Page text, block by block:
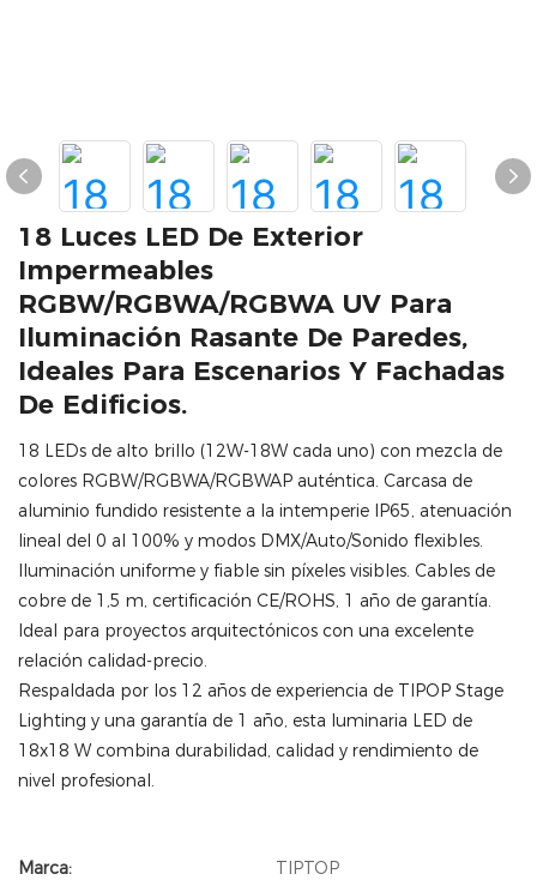
18 Luces LED De Exterior
Impermeables
RGBW/RGBWA/RGBWA UV Para
Iluminación Rasante De Paredes,
Ideales Para Escenarios Y Fachadas
De Edificios.
18 LEDs de alto brillo (12W-18W cada uno) con mezcla de
colores RGBW/RGBWA/RGBWAP auténtica. Carcasa de
aluminio fundido resistente a la intemperie IP65, atenuación
lineal del 0 al 100% y modos DMX/Auto/Sonido flexibles.
Iluminación uniforme y fiable sin píxeles visibles. Cables de
cobre de 1,5 m, certificación CE/ROHS, 1 año de garantía.
Ideal para proyectos arquitectónicos con una excelente
relación calidad-precio.
Respaldada por los 12 años de experiencia de TIPOP Stage
Lighting y una garantía de 1 año, esta luminaria LED de
18x18 W combina durabilidad, calidad y rendimiento de
nivel profesional.
Marca:
TIPTOP